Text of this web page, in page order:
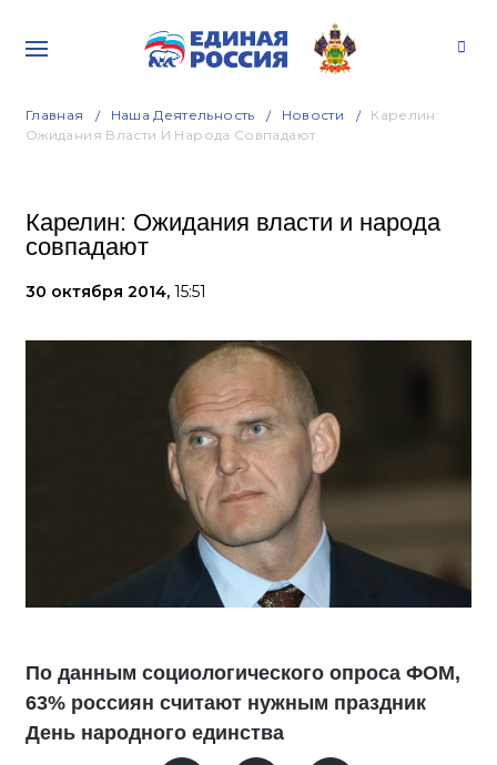
Главная Наша Деятельность Новости
Карелин:
Ожидания Власти И Народа Совпадают
Карелин: Ожидания власти и народа
совпадают
30 октября 2014, 15:51
По данным социологического опроса ФОМ,
63% россиян считают нужным праздник
День народного единства